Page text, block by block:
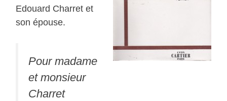
Edouard Charret et
son épouse.
Pour madame
et monsieur
Charret